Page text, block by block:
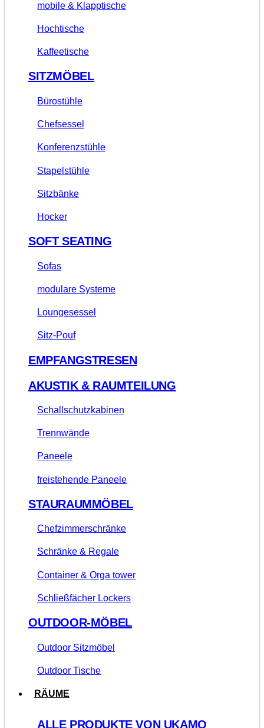
mobile & Klapptische
Hochtische
Kaffeetische
SITZMÖBEL
Bürostühle
Chefsessel
Konferenzstühle
Stapelstühle
Sitzbänke
Hocker
SOFT SEATING
Sofas
modulare Systeme
Loungesessel
Sitz-Pouf
EMPFANGSTRESEN
AKUSTIK & RAUMTEILUNG
Schallschutzkabinen
Trennwände
Paneele
freistehende Paneele
STAURAUMMÖBEL
Chefzimmerschränke
Schränke & Regale
Container & Orga tower
Schließfächer Lockers
OUTDOOR-MÖBEL
Outdoor Sitzmöbel
Outdoor Tische
RÄUME
ALLE PRODUKTE VON UKAMO